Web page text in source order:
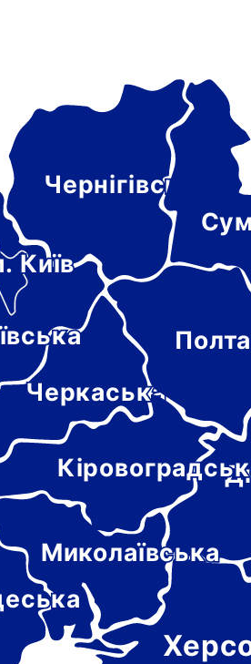
Черкаська
Чернігівська
Київ
Миколаївська